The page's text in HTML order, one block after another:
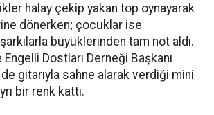
halay çekip yakan top oynayarak
dönerken; çocuklar ise
büyüklerinden tam not aldı.
Dostları Derneği Başkanı
gitarıyla sahne alarak verdiği mini
bir renk kattı.